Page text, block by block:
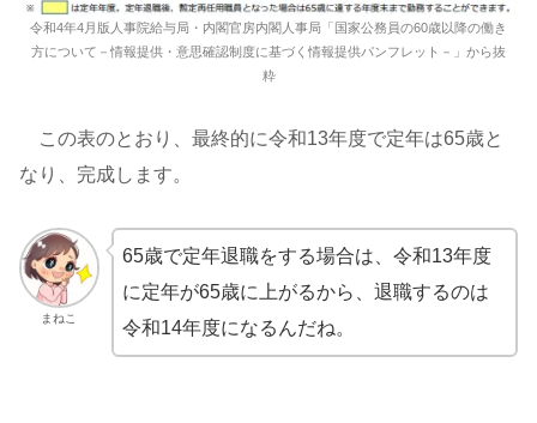
令和4年4月版人事院給与局・内閣官房内閣人事局「国家公務員の60歳以降の働き
方について－情報提供・意思確認制度に基づく情報提供パンフレット－」から抜
粋
この表のとおり、最終的に令和13年度で定年は65歳と
なり、完成します。
まねこ
65歳で定年退職をする場合は、令和13年度
に定年が65歳に上がるから、退職するのは
令和14年度になるんだね。